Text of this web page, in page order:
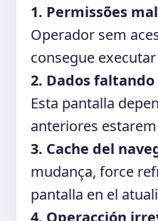
1. Permissões
Operador sem
consegue
2. Dados
Esta pantalla
anteriores
3. Cache del
mudança, force
pantalla en el
4. Operacción